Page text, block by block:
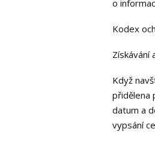
o
Kodex
Získávání
Když
přidělena
datum a
vypsání